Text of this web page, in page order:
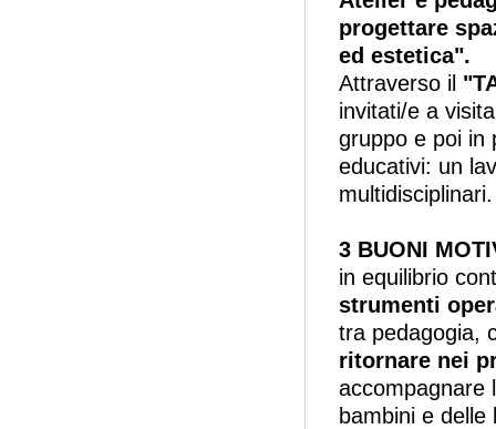
progettare
ed estetica".
Attraverso il
invitati/e a
gruppo e poi in
educativi: un
multidisciplinari.
3 BUONI
in equilibrio
strumenti
tra pedagogia,
ritornare nei
accompagnare
bambini e